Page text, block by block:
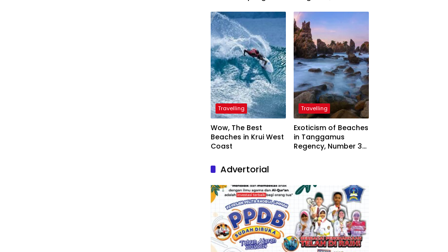
President
Travelling
Wow, The Best
Beaches in Krui West
Coast
Travelling
Exoticism of Beaches
in Tanggamus
Regency, Number 3
Advertorial